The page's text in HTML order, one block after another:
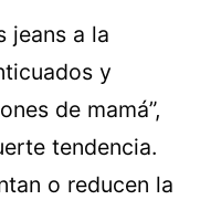
jeans a la
y
de mamá”,
tendencia.
o reducen la